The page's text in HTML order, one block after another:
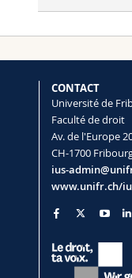
CONTACT
Université de
Faculté de droit
Av. de l'Europe
CH-1700
ius-
www.unifr.ch/